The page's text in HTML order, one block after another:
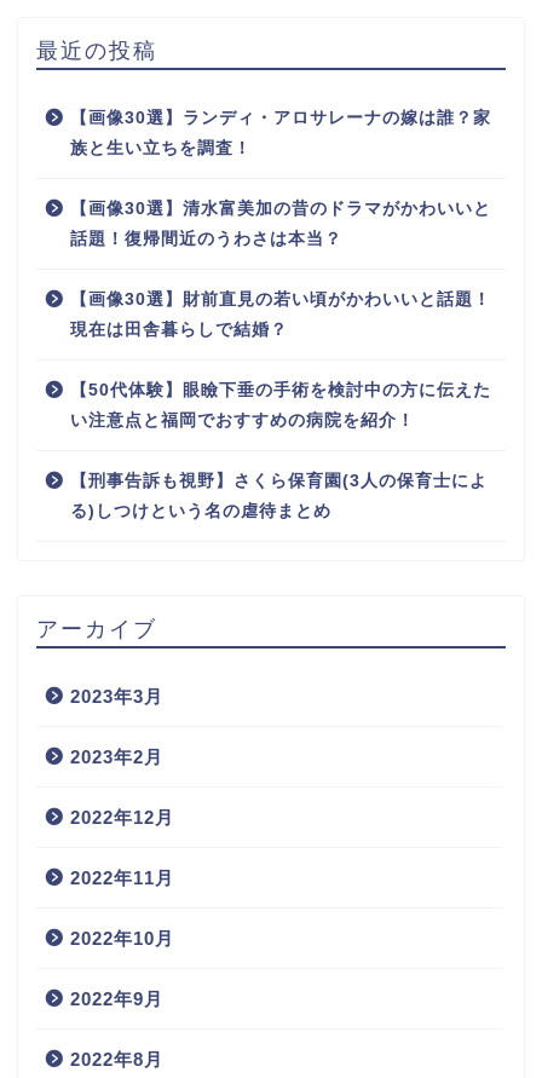
最近の投稿
【画像30選】ランディ・アロサレーナの嫁は誰？家
族と生い立ちを調査！
【画像30選】清水富美加の昔のドラマがかわいいと
話題！復帰間近のうわさは本当？
【画像30選】財前直見の若い頃がかわいいと話題！
現在は田舎暮らしで結婚？
【50代体験】眼瞼下垂の手術を検討中の方に伝えた
い注意点と福岡でおすすめの病院を紹介！
【刑事告訴も視野】さくら保育園(3人の保育士によ
る)しつけという名の虐待まとめ
アーカイブ
2023年3月
2023年2月
2022年12月
2022年11月
2022年10月
2022年9月
2022年8月